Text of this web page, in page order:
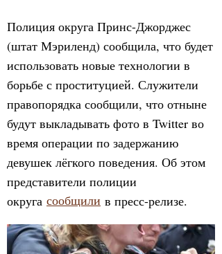
Полиция округа Принс-Джорджес
(штат Мэриленд) сообщила, что будет
использовать новые технологии в
борьбе с проституцией. Служители
правопорядка сообщили, что отныне
будут выкладывать фото в Twitter во
время операции по задержанию
девушек лёгкого поведения. Об этом
представители полиции
округа сообщили в пресс-релизе.